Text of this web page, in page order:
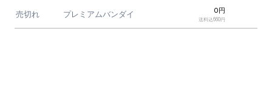
売切れ プレミアムバンダイ 0円
送料込660円